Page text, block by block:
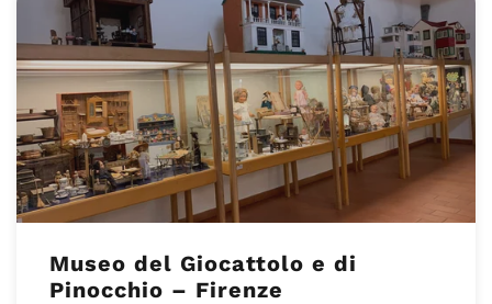
Museo del Giocattolo e di
Pinocchio – Firenze